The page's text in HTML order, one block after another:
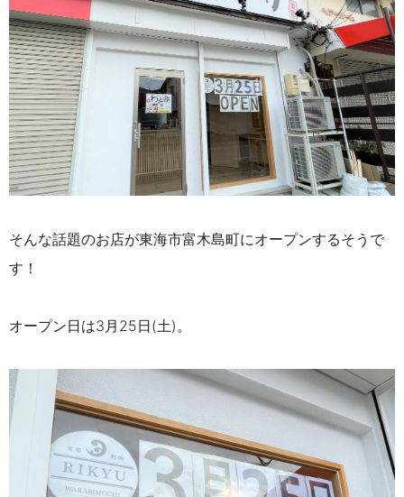
そんな話題のお店が東海市富木島町にオープンするそうで
す！
オープン日は3月25日(土)。